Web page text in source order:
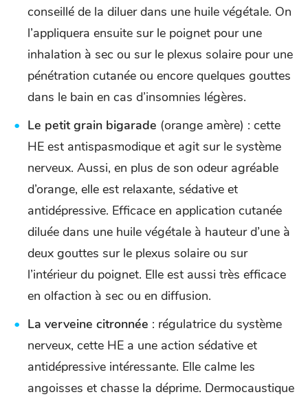
conseillé de la diluer dans une huile végétale. On
l’appliquera ensuite sur le poignet pour une
inhalation à sec ou sur le plexus solaire pour une
pénétration cutanée ou encore quelques gouttes
dans le bain en cas d’insomnies légères.
Le petit grain bigarade (orange amère) : cette
HE est antispasmodique et agit sur le système
nerveux. Aussi, en plus de son odeur agréable
d’orange, elle est relaxante, sédative et
antidépressive. Efficace en application cutanée
diluée dans une huile végétale à hauteur d’une à
deux gouttes sur le plexus solaire ou sur
l’intérieur du poignet. Elle est aussi très efficace
en olfaction à sec ou en diffusion.
La verveine citronnée : régulatrice du système
nerveux, cette HE a une action sédative et
antidépressive intéressante. Elle calme les
angoisses et chasse la déprime. Dermocaustique